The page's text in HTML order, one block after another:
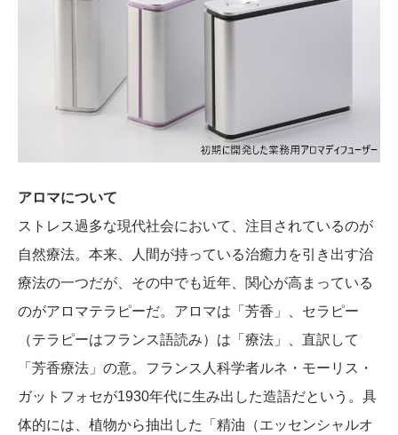
アロマについて
ストレス過多な現代社会において、注目されているのが
自然療法。本来、人間が持っている治癒力を引き出す治
療法の一つだが、その中でも近年、関心が高まっている
のがアロマテラピーだ。アロマは「芳香」、セラピー
（テラピーはフランス語読み）は「療法」、直訳して
「芳香療法」の意。フランス人科学者ルネ・モーリス・
ガットフォセが1930年代に生み出した造語だという。具
体的には、植物から抽出した「精油（エッセンシャルオ